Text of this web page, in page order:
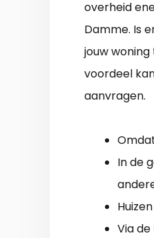
overheid
Damme. Is
jouw woning
voordeel
aanvragen.
In de
Via